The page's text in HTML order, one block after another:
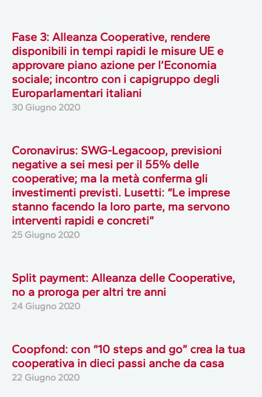
Fase 3: Alleanza Cooperative, rendere
disponibili in tempi rapidi le misure UE e
approvare piano azione per l’Economia
sociale; incontro con i capigruppo degli
Europarlamentari italiani
30 Giugno 2020
Coronavirus: SWG-Legacoop, previsioni
negative a sei mesi per il 55% delle
cooperative; ma la metà conferma gli
investimenti previsti. Lusetti: “Le imprese
stanno facendo la loro parte, ma servono
interventi rapidi e concreti”
25 Giugno 2020
Split payment: Alleanza delle Cooperative,
no a proroga per altri tre anni
24 Giugno 2020
Coopfond: con “10 steps and go” crea la tua
cooperativa in dieci passi anche da casa
22 Giugno 2020